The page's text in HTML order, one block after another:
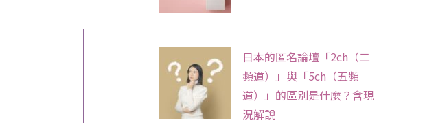
日本的匿名論壇「2ch（二
頻道）」與「5ch（五頻
道）」的區別是什麼？含現
況解說